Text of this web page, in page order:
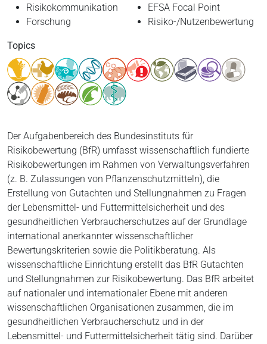
Risikokommunikation
Forschung
EFSA Focal Point
Risiko-/Nutzenbewertung
Topics
Der Aufgabenbereich des Bundesinstituts für
Risikobewertung (BfR) umfasst wissenschaftlich fundierte
Risikobewertungen im Rahmen von Verwaltungsverfahren
(z. B. Zulassungen von Pflanzenschutzmitteln), die
Erstellung von Gutachten und Stellungnahmen zu Fragen
der Lebensmittel- und Futtermittelsicherheit und des
gesundheitlichen Verbraucherschutzes auf der Grundlage
international anerkannter wissenschaftlicher
Bewertungskriterien sowie die Politikberatung. Als
wissenschaftliche Einrichtung erstellt das BfR Gutachten
und Stellungnahmen zur Risikobewertung. Das BfR arbeitet
auf nationaler und internationaler Ebene mit anderen
wissenschaftlichen Organisationen zusammen, die im
gesundheitlichen Verbraucherschutz und in der
Lebensmittel- und Futtermittelsicherheit tätig sind. Darüber